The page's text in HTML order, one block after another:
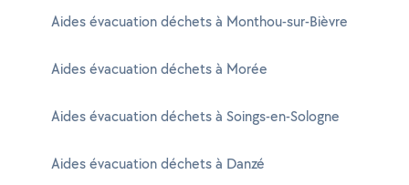
Aides évacuation déchets à Monthou-sur-Bièvre
Aides évacuation déchets à Morée
Aides évacuation déchets à Soings-en-Sologne
Aides évacuation déchets à Danzé